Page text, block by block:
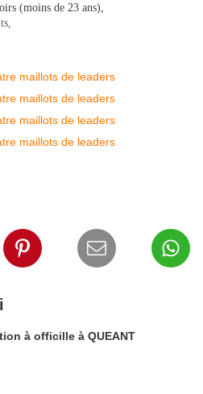
(moins de 23 ans),
à officille à QUEANT